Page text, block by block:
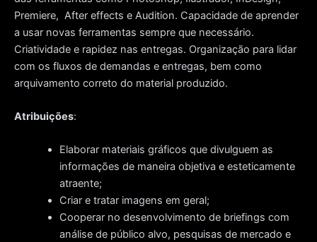
Premiere, After effects e Audition. Capacidade de aprender
a usar novas ferramentas sempre que necessário.
Criatividade e rapidez nas entregas. Organização para lidar
com os fluxos de demandas e entregas, bem como
arquivamento correto do material produzido.
Atribuições:
Elaborar materiais gráficos que divulguem as
informações de maneira objetiva e esteticamente
atraente;
Criar e tratar imagens em geral;
Cooperar no desenvolvimento de briefings com
análise de público alvo, pesquisas de mercado e